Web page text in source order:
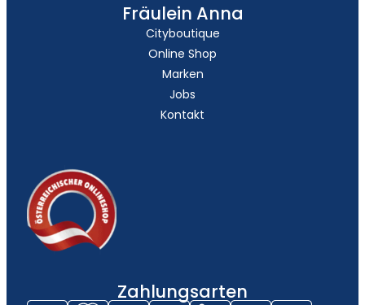
Fräulein Anna
Cityboutique
Online Shop
Marken
Jobs
Kontakt
Zahlungsarten